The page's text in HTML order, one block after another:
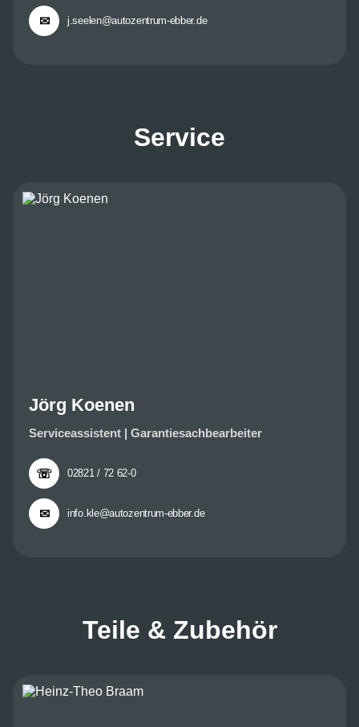
✉ j.seelen@autozentrum-ebber.de
Service
Jörg Koenen
Serviceassistent | Garantiesachbearbeiter
☏ 02821 / 72 62-0
✉ info.kle@autozentrum-ebber.de
Teile & Zubehör